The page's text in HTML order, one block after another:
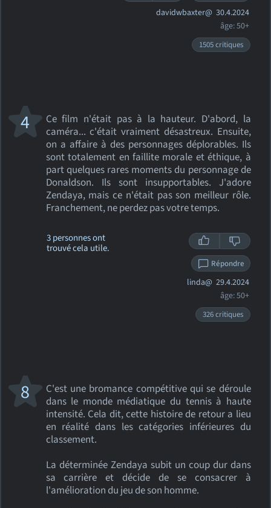
davidwbaxter@ 30.4.2024
âge: 50+
1505 critiques
Ce film n'était pas à la hauteur. D'abord, la
caméra... c'était vraiment désastreux. Ensuite,
on a affaire à des personnages déplorables. Ils
sont totalement en faillite morale et éthique, à
part quelques rares moments du personnage de
Donaldson. Ils sont insupportables. J'adore
Zendaya, mais ce n'était pas son meilleur rôle.
Franchement, ne perdez pas votre temps.
4
3 personnes ont
trouvé cela utile.
Répondre
linda@ 29.4.2024
âge: 50+
326 critiques
C'est une bromance compétitive qui se déroule
dans le monde médiatique du tennis à haute
intensité. Cela dit, cette histoire de retour a lieu
en réalité dans les catégories inférieures du
classement.
La déterminée Zendaya subit un coup dur dans
sa carrière et décide de se consacrer à
l'amélioration du jeu de son homme.
8